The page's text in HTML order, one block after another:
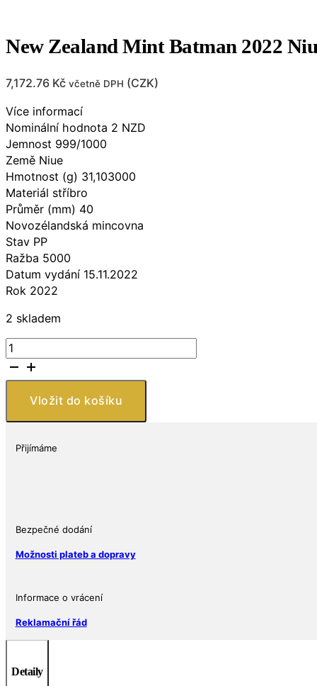
New Zealand Mint Batman 2022
7,172.76 Kč včetně DPH (CZK)
Více informací
Nominální hodnota 2 NZD
Jemnost 999/1000
Země Niue
Hmotnost (g) 31,103000
Materiál stříbro
Průměr (mm) 40
Novozélandská mincovna
Stav PP
Ražba 5000
Datum vydání 15.11.2022
Rok 2022
2 skladem
New
Zealand
Mint
Batman
Niue
množství
Vložit do košíku
Přijímáme
Bezpečné dodání
Možnosti plateb a dopravy
Informace o vrácení
Reklamační řád
Detaily